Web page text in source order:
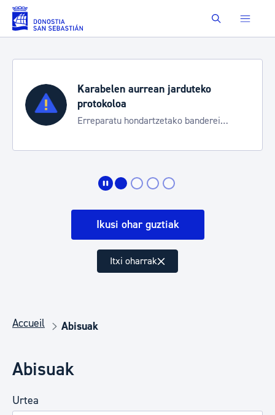
Saut au contenu principal Buscar
Karabelen aurrean jarduteko
protokoloa
Erreparatu hondartzetako banderei
Ikusi ohar guztiak
Itxi oharrak
Accueil Abisuak
Abisuak
Urtea